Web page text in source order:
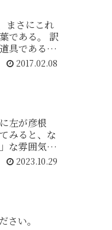
まさにこれ
ある。 訳
2017.02.08
2023.10.29
い。